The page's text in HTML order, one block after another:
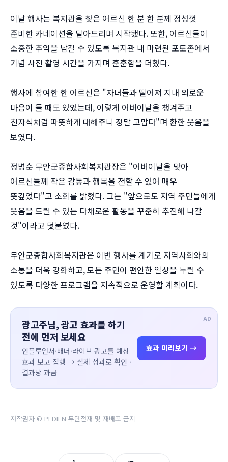
이날 행사는 복지관을 찾은 어르신 한 분 한 분께 정성껏
준비한 카네이션을 달아드리며 시작됐다. 또한, 어르신들이
소중한 추억을 남길 수 있도록 복지관 내 마련된 포토존에서
기념 사진 촬영 시간을 가지며 훈훈함을 더했다.
행사에 참여한 한 어르신은 "자녀들과 떨어져 지내 외로운
마음이 들 때도 있었는데, 이렇게 어버이날을 챙겨주고
친자식처럼 따뜻하게 대해주니 정말 고맙다"며 환한 웃음을
보였다.
정병순 무안군종합사회복지관장은 "어버이날을 맞아
어르신들께 작은 감동과 행복을 전할 수 있어 매우
뜻깊었다"고 소회를 밝혔다. 그는 "앞으로도 지역 주민들에게
웃음을 드릴 수 있는 다채로운 활동을 꾸준히 추진해 나갈
것"이라고 덧붙였다.
무안군종합사회복지관은 이번 행사를 계기로 지역사회와의
소통을 더욱 강화하고, 모든 주민이 편안한 일상을 누릴 수
있도록 다양한 프로그램을 지속적으로 운영할 계획이다.
AD
광고주님, 광고 효과를 하기
전에 먼저 보세요
인플루언서·배너·라이브 광고를 예상
효과 보고 집행 → 실제 성과로 확인 ·
결과당 과금
효과 미리보기 →
저작권자 © PEDIEN 무단전재 및 재배포 금지